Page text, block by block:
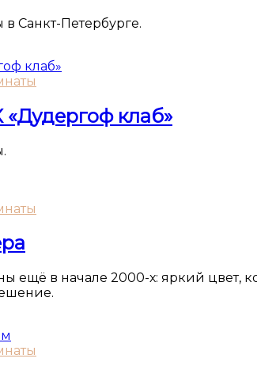
Санкт-Петербурге.
клаб»
ещё в начале 2000-х: яркий